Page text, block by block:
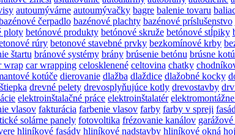
autoumývárne autoumývačky bagre balenie tovaru
čerpadlo bazénové plachty bazénové príslušenstvo
ploty betónové produkty betónové skruže betónové stĺpiky
rúry betonové stavebné prvky bezkomínové krby
štartu bránové systémy brány brúsenie betónu brúsne
wrap car wrapping celosklenené celtovina chatky
kotúče dierovanie dlažba dlaždice dlažobné kocky
drevné pelety drevosplyňujúce kotly drevostavby
elektroinštalačné práce elektroinštalatér
vlasov fakturácia farbenie vlasov farby farby v spreji
solárne panely fotovoltika frézovanie kanálov
hliníkové fasády hliníkové nadstavby hliníkové okná